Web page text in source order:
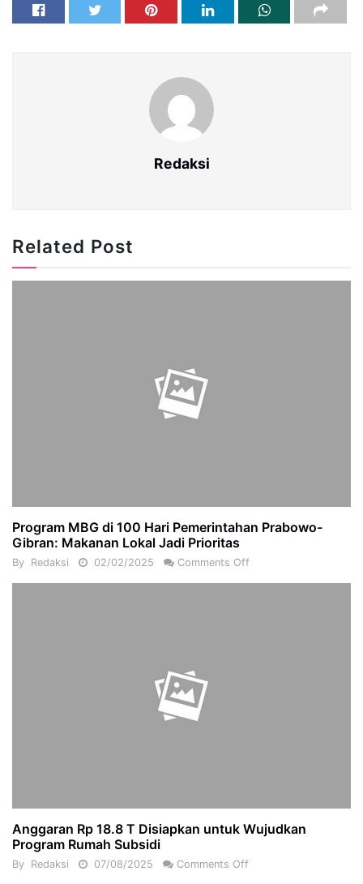
Redaksi
Related Post
Program MBG di 100 Hari Pemerintahan Prabowo-
Gibran: Makanan Lokal Jadi Prioritas
By Redaksi 02/02/2025 Comments Off
Anggaran Rp 18.8 T Disiapkan untuk Wujudkan
Program Rumah Subsidi
By Redaksi 07/08/2025 Comments Off